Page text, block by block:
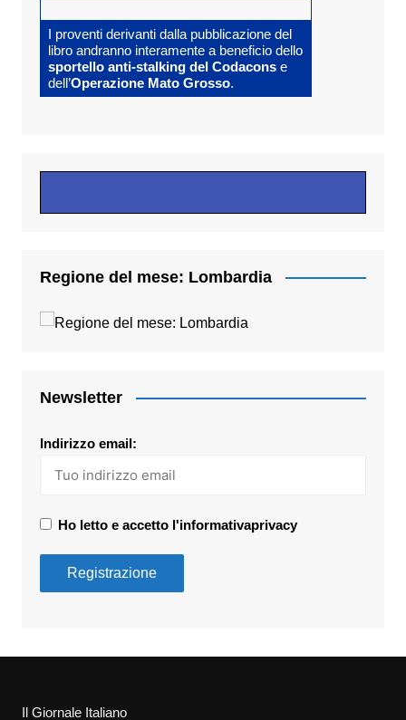
I proventi derivanti dalla pubblicazione del
libro andranno interamente a beneficio dello
sportello anti-stalking del Codaconse
dell’Operazione Mato Grosso.
Regione del mese: Lombardia
Newsletter
Indirizzo email:
Ho letto e accetto l'informativaprivacy
Il Giornale Italiano